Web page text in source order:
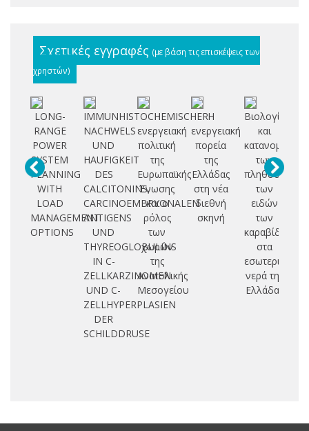
Σχετικές εγγραφές (με βάση τις επισκέψεις των
χρηστών)
LONG-
RANGE
POWER
SYSTEM
PLANNING
WITH
LOAD
MANAGEMENT
OPTIONS
IMMUNHISTOCHEMISCHER
NACHWELS
UND
HAUFIGKEIT
DES
CALCITONINS,
CARCINOEMBRYONALEN
ANTIGENS
UND
THYREOGLOBULINS
IN C-
ZELLKARZINOMEN
UND C-
ZELLHYPERPLASIEN
DER
SCHILDDRUSE
Η
ενεργειακή
πολιτική
της
Ευρωπαϊκής
Ένωσης
και ο
ρόλος
των
χωρών
της
Ανατολικής
Μεσογείου
Η
ενεργειακή
πορεία
της
Ελλάδας
στη νέα
διεθνή
σκηνή
Βιολογία
και
κατανομή
των
πληθυσμών
των
ειδών
των
καραβίδων
στα
εσωτερικά
νερά της
Ελλάδας